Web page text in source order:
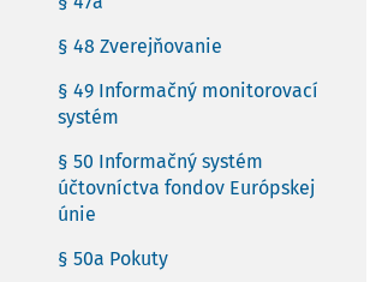
§ 48 Zverejňovanie
§ 49 Informačný monitorovací
systém
§ 50 Informačný systém
účtovníctva fondov Európskej
únie
§ 50a Pokuty